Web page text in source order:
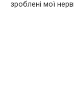
зроблені мої